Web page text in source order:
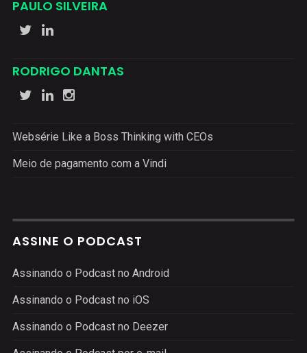
PAULO SILVEIRA
RODRIGO DANTAS
Websérie Like a Boss Thinking with CEOs
Meio de pagamento com a Vindi
ASSINE O PODCAST
Assinando o Podcast no Android
Assinando o Podcast no iOS
Assinando o Podcast no Deezer